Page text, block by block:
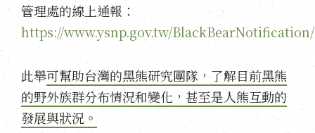
管理處的線上通報：
https://www.ysnp.gov.tw/BlackBearNotification/
此舉可幫助台灣的黑熊研究團隊，了解目前黑熊
的野外族群分布情況和變化，甚至是人熊互動的
發展與狀況。